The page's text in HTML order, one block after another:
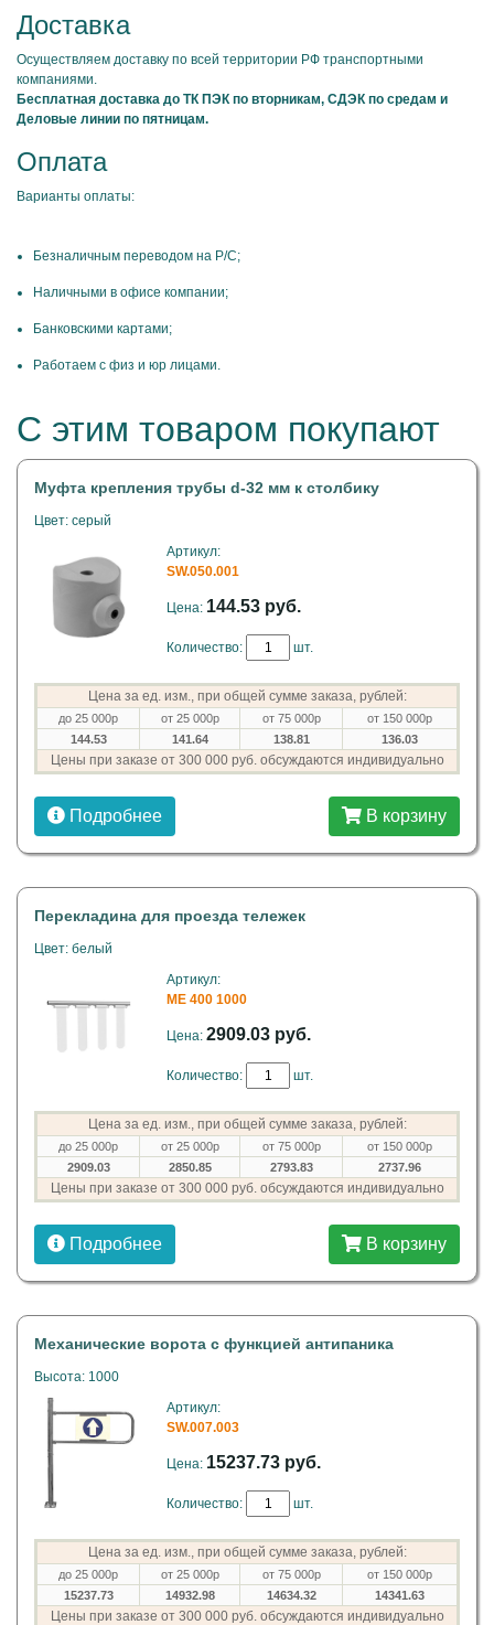
Доставка
Осуществляем доставку по всей территории РФ транспортными
компаниями.
Бесплатная доставка до ТК ПЭК по вторникам, СДЭК по средам и
Деловые линии по пятницам.
Оплата
Варианты оплаты:
Безналичным переводом на Р/С;
Наличными в офисе компании;
Банковскими картами;
Работаем с физ и юр лицами.
С этим товаром покупают
Муфта крепления трубы d-32 мм к столбику
Цвет: серый
Артикул:
SW.050.001
Цена: 144.53 руб.
Количество: шт.
Цена за ед. изм., при общей сумме заказа, рублей:
до 25 000р от 25 000р от 75 000р
от 150 000р
144.53
141.64 138.81 136.03
Цены при заказе от 300 000 руб. обсуждаются индивидуально
Подробнее В корзину
Перекладина для проезда тележек
Цвет: белый
Артикул:
ME 400 1000
Цена: 2909.03 руб.
Количество: шт.
Цена за ед. изм., при общей сумме заказа, рублей:
до 25 000р от 25 000р от 75 000р
от 150 000р
2909.03
2850.85 2793.83 2737.96
Цены при заказе от 300 000 руб. обсуждаются индивидуально
Подробнее В корзину
Механические ворота c функцией антипаника
Высота: 1000
Артикул:
SW.007.003
Цена: 15237.73 руб.
Количество: шт.
Цена за ед. изм., при общей сумме заказа, рублей:
до 25 000р от 25 000р от 75 000р
от 150 000р
15237.73
14932.98 14634.32 14341.63
Цены при заказе от 300 000 руб. обсуждаются индивидуально